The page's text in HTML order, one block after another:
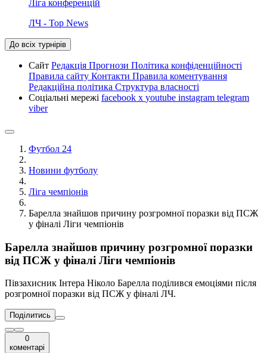
Ліга конференцій
ЛЧ - Top News
До всіх турнірів
Сайт Редакція Прогнози Політика конфіденційності
Правила сайту Контакти Правила коментування
Редакційна політика Структура власності
Соціальні мережі facebook x youtube instagram telegram
viber
Футбол 24
Новини футболу
Ліга чемпіонів
Барелла знайшов причину розгромної поразки від ПСЖ
у фіналі Ліги чемпіонів
Барелла знайшов причину розгромної поразки
від ПСЖ у фіналі Ліги чемпіонів
Півзахисник Інтера Ніколо Барелла поділився емоціями після
розгромної поразки від ПСЖ у фіналі ЛЧ.
Поділитись
0
коментарі